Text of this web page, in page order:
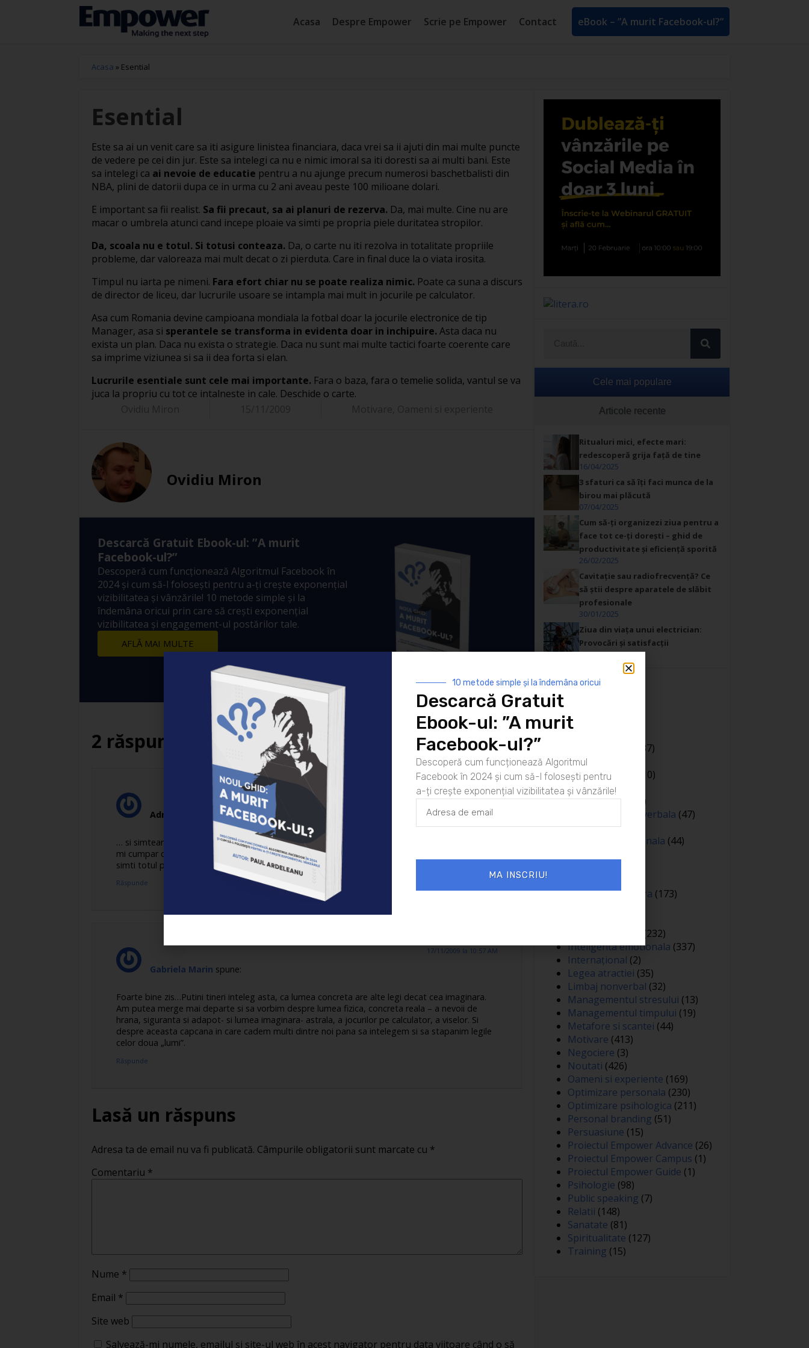
Acasa Despre Empower Scrie pe Empower Contact eBook – ”A murit Facebook-ul?”
Acasa » Esential
Esential
Este sa ai un venit care sa iti asigure linistea financiara, daca vrei sa ii ajuti din mai multe puncte
de vedere pe cei din jur. Este sa intelegi ca nu e nimic imoral sa iti doresti sa ai multi bani. Este
sa intelegi ca ai nevoie de educatie pentru a nu ajunge precum numerosi baschetbalisti din
NBA, plini de datorii dupa ce in urma cu 2 ani aveau peste 100 milioane dolari.
E important sa fii realist. Sa fii precaut, sa ai planuri de rezerva. Da, mai multe. Cine nu are
macar o umbrela atunci cand incepe ploaie va simti pe propria piele duritatea stropilor.
Da, scoala nu e totul. Si totusi conteaza. Da, o carte nu iti rezolva in totalitate propriile
probleme, dar valoreaza mai mult decat o zi pierduta. Care in final duce la o viata irosita.
Timpul nu iarta pe nimeni. Fara efort chiar nu se poate realiza nimic. Poate ca suna a discurs
de director de liceu, dar lucrurile usoare se intampla mai mult in jocurile pe calculator.
Asa cum Romania devine campioana mondiala la fotbal doar la jocurile electronice de tip
Manager, asa si sperantele se transforma in evidenta doar in inchipuire. Asta daca nu
exista un plan. Daca nu exista o strategie. Daca nu sunt mai multe tactici foarte coerente care
sa imprime viziunea si sa ii dea forta si elan.
Lucrurile esentiale sunt cele mai importante. Fara o baza, fara o temelie solida, vantul se va
juca la propriu cu tot ce intalneste in cale. Deschide o carte.
Ovidiu Miron
Descarcă Gratuit Ebook-ul: ”A murit
Facebook-ul?”
Descoperă cum funcționează Algoritmul Facebook în
2024 și cum să-l folosești pentru a-ți crește exponențial
vizibilitatea și vânzările! 10 metode simple și la
îndemâna oricui prin care să crești exponențial
vizibilitatea și engagement-ul postărilor tale.
AFLĂ MAI MULTE
2 răspunsuri
Adrian
16/11/2009 la 9:18 AM
… si simteam stropii reci de ploaie cum isi fac loc prin tesatura hainelor… Nu m-am sinchisit sa-
mi cumpar o umbrela desi am trecut de zeci de ori prin fata magazinului. Se pare ca e nevoie sa
simti totul pe pielea ta ca sa te trezesti din letargie. Bine ca e vorba doar de o ploaie acum…
Răspunde
Gabriela Marin spune:
17/11/2009 la 10:57 AM
Foarte bine zis…Putini tineri inteleg asta, ca lumea concreta are alte legi decat cea imaginara.
Am putea merge mai departe si sa vorbim despre lumea fizica, concreta reala – a nevoii de
hrana, siguranta si adapot- si lumea imaginara- astrala, a jocurilor pe calculator, a viselor. Si
despre aceasta capcana in care cadem multi dintre noi pana sa intelegem si sa stapanim legile
celor doua „lumi”.
Răspunde
Lasă un răspuns
Adresa ta de email nu va fi publicată. Câmpurile obligatorii sunt marcate cu *
Comentariu *
Nume *
Email *
Site web
Salvează-mi numele, emailul și site-ul web în acest navigator pentru data viitoare când o să
Cele mai populare
Articole recente
Ritualuri mici, efecte mari:
redescoperă grija față de tine
16/04/2025
3 sfaturi ca să îți faci munca de la
birou mai plăcută
07/04/2025
Cum să-ți organizezi ziua pentru a
face tot ce-ți dorești – ghid de
productivitate și eficiență sporită
26/02/2025
Cavitație sau radiofrecvență? Ce
să știi despre aparatele de slăbit
profesionale
30/01/2025
Ziua din viața unui electrician:
Provocări și satisfacții
26/01/2025
Categorii
Afaceri
(37)
Cariera
Casa si gradina
(10)
Coaching(141)
Comunicare (106)
Comunicare nonverbala (47)
Creativitate(68)
Dezvoltare personala (44)
Educatie financiara (173)
(232)
Inteligenta emotionala (337)
Internațional (2)
Legea atractiei (35)
Limbaj nonverbal (32)
Managementul stresului (13)
Managementul timpului (19)
Metafore si scantei (44)
Motivare (413)
Negociere (3)
Noutati (426)
Oameni si experiente (169)
Optimizare personala (230)
Optimizare psihologica (211)
Personal branding (51)
Persuasiune (15)
Proiectul Empower Advance (26)
Proiectul Empower Campus (1)
Proiectul Empower Guide (1)
Psihologie (98)
Public speaking (7)
Relatii (148)
Sanatate (81)
Spiritualitate (127)
Training (15)
10 metode simple și la îndemâna oricui
Descarcă Gratuit
Ebook-ul: ”A murit
Facebook-ul?”
Descoperă cum funcționează Algoritmul
Facebook în 2024 și cum să-l folosești pentru
a-ți crește exponențial vizibilitatea și vânzările!
MA INSCRIU!